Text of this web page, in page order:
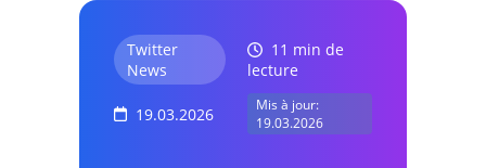
Twitter
News
11 min de
lecture
19.03.2026
Mis à jour:
19.03.2026